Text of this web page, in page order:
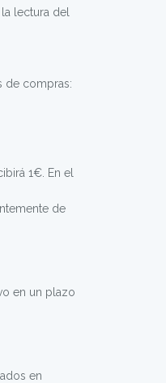
lectura del
de compras:
1€. En el
de
en un plazo
en